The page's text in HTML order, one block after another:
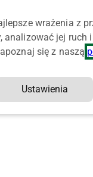
wrażenia z
jej ruch
się z naszą
Ustawienia